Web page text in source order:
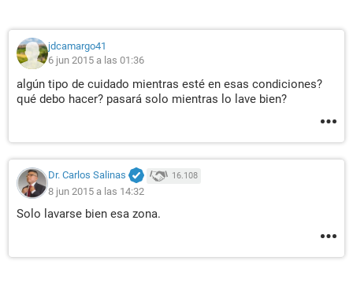
jdcamargo41
6 jun 2015 a las 01:36
algún tipo de cuidado mientras esté en esas condiciones?
qué debo hacer? pasará solo mientras lo lave bien?
Dr. Carlos Salinas 16.108
8 jun 2015 a las 14:32
Solo lavarse bien esa zona.